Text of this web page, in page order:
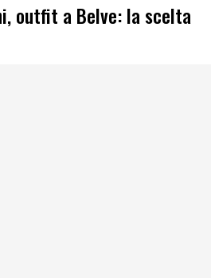
outfit a Belve: la scelta